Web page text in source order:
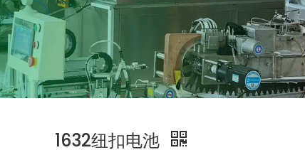
1632纽扣电池